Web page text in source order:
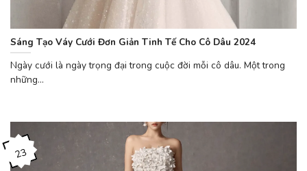
Sáng Tạo Váy Cưới Đơn Giản Tinh Tế Cho Cô Dâu 2024
Ngày cưới là ngày trọng đại trong cuộc đời mỗi cô dâu. Một trong
những...
23